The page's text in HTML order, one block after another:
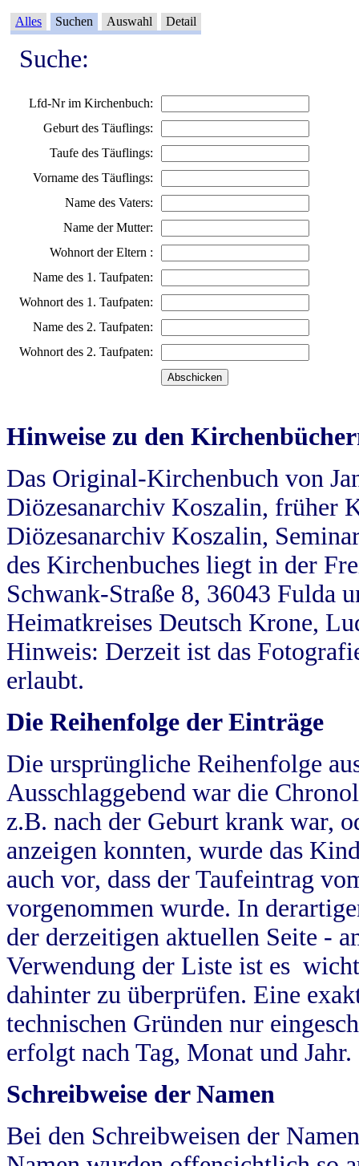
Alles Suchen Auswahl Detail
Suche:
Lfd-Nr im Kirchenbuch:
Geburt des Täuflings:
Taufe des Täuflings:
Vorname des Täuflings:
Name des Vaters:
Name der Mutter:
Wohnort der Eltern :
Name des 1. Taufpaten:
Wohnort des 1. Taufpaten:
Name des 2. Taufpaten:
Wohnort des 2. Taufpaten:
Hinweise zu den
Das Original-Kirchenbuch von
Diözesanarchiv Koszalin, früher
Diözesanarchiv Koszalin,
des Kirchenbuches liegt in der
Schwank-Straße 8, 36043 Fulda
Heimatkreises Deutsch Krone,
Hinweis: Derzeit ist das
erlaubt.
Die Reihenfolge der Einträge
Die ursprüngliche Reihenfolge
Ausschlaggebend war die
z.B. nach der Geburt krank war,
anzeigen konnten, wurde das
auch vor, dass der Taufeintrag
vorgenommen wurde. In
der derzeitigen aktuellen Seite -
Verwendung der Liste ist es
dahinter zu überprüfen. Eine
technischen Gründen nur
erfolgt nach Tag, Monat und Jahr.
Schreibweise der Namen
Bei den Schreibweisen der